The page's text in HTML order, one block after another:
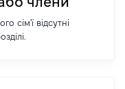
сім'ї відсутні